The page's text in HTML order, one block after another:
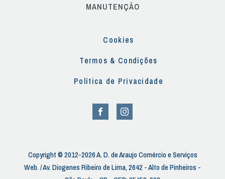
MANUTENÇÃO
Cookies
Termos & Condições
Política de Privacidade
Copyright © 2012-2026 A. D. de Araujo Comércio e Serviços
Web. / Av. Diogenes Ribeiro de Lima, 2642 - Alto de Pinheiros -